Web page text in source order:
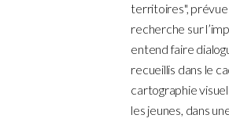
territoires",
recherche sur
entend faire
recueillis dans le
cartographie
les jeunes, dans